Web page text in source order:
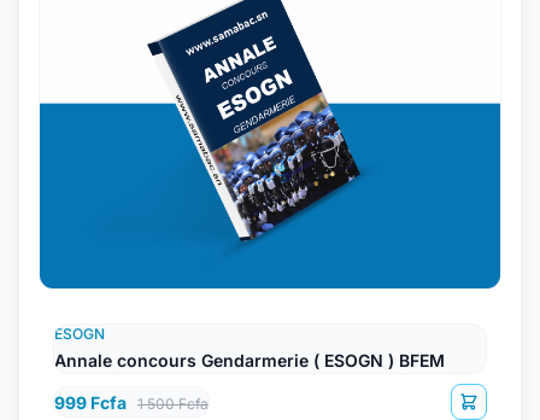
ESOGN
Annale concours Gendarmerie ( ESOGN ) BFEM
999 Fcfa 1 500 Fcfa